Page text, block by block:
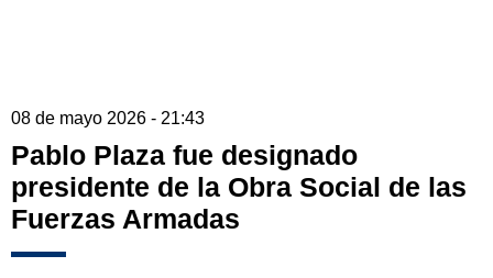
08 de mayo 2026 - 21:43
Pablo Plaza fue designado
presidente de la Obra Social de las
Fuerzas Armadas